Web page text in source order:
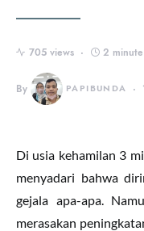
705 views 2
By PAPIBUNDA
Di usia kehamilan 3
menyadari bahwa
gejala apa-apa.
merasakan